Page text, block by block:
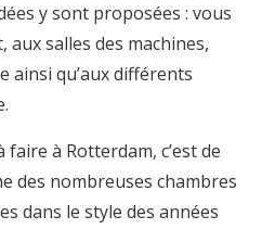
y sont proposées : vous
aux salles des machines,
ainsi qu’aux différents
à Rotterdam, c’est de
des nombreuses chambres
dans le style des années